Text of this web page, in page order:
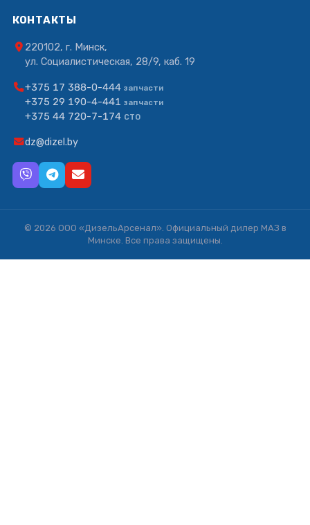
КОНТАКТЫ
220102, г. Минск,
ул. Социалистическая, 28/9, каб. 19
+375 17 388-0-444 запчасти
+375 29 190-4-441 запчасти
+375 44 720-7-174 СТО
dz@dizel.by
© 2026 ООО «ДизельАрсенал». Официальный дилер МАЗ в
Минске. Все права защищены.